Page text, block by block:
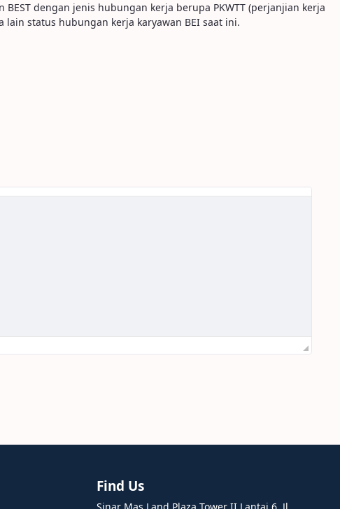
dengan jenis hubungan kerja berupa PKWTT (perjanjian kerja
status hubungan kerja karyawan BEI saat ini.
Find Us